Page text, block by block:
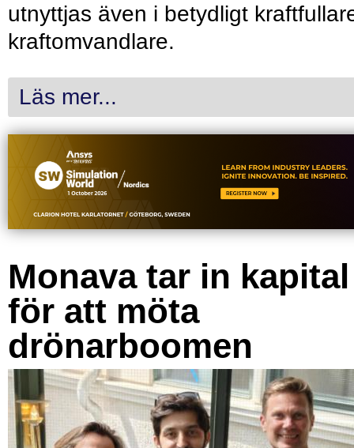
utnyttjas även i betydligt
kraftomvandlare.
Läs mer...
Monava tar in kapital
för att möta
drönarboomen